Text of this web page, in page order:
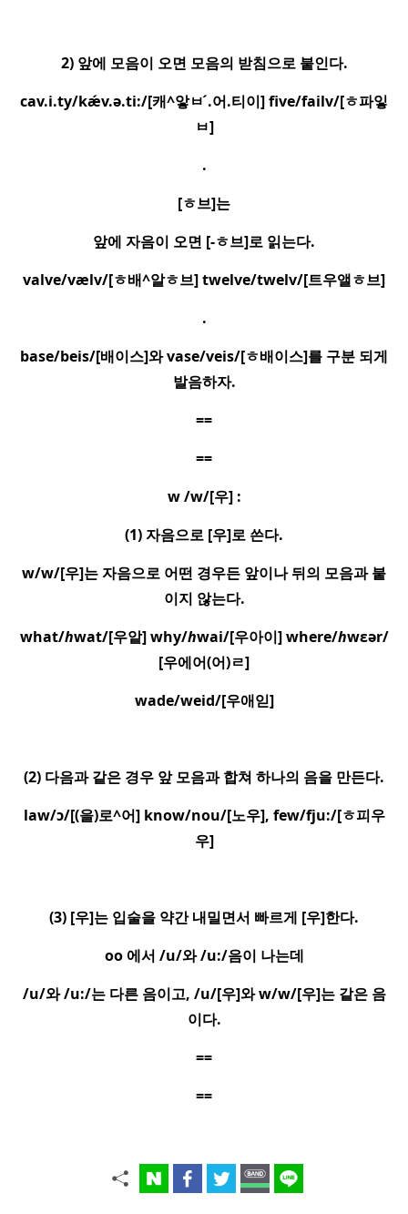
2) 앞에 모음이 오면 모음의 받침으로 붙인다.
cav.i.ty/kæv.ə.ti:/[캐^앟ㅂ ́.어.티이] five/failv/[ㅎ파잏
ㅂ]
.
[ㅎ브]는
앞에 자음이 오면 [-ㅎ브]로 읽는다.
valve/vælv/[ㅎ배^알ㅎ브] twelve/twelv/[트우앨ㅎ브]
.
base/beis/[배이스]와vase/veis/[ㅎ배이스]를 구분 되게
발음하자.
==
==
w /w/[우] :
(1)자음으로 [우]로 쓴다.
w/w/[우]는 자음으로 어떤 경우든 앞이나 뒤의 모음과 붙
이지 않는다.
what/hwat/[우앝] why/hwai/[우아이] where/hwɛər/
[우에어(어)ㄹ]
wade/weid/[우애읻]
(2) 다음과 같은 경우 앞 모음과 합쳐 하나의 음을 만든다.
law/ɔ/[(을)로^어] know/nou/[노우], few/fju:/[ㅎ피우
우]
(3) [우]는 입술을 약간 내밀면서 빠르게 [우]한다.
oo 에서 /u/와/u:/음이 나는데
/u/와/u:/는 다른 음이고, /u/[우]와w/w/[우]는 같은 음
이다.
==
==